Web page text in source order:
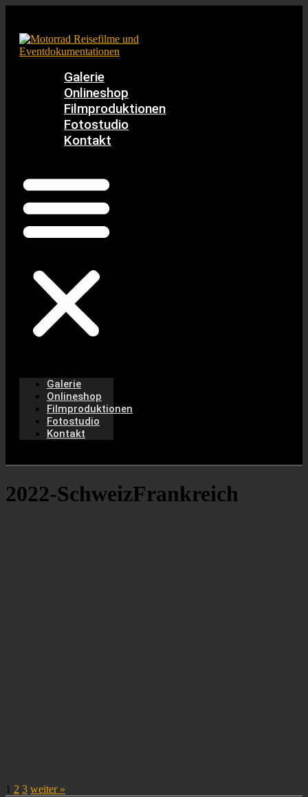
springen
Galerie
Onlineshop
Filmproduktionen
Fotostudio
Kontakt
Galerie
Onlineshop
Filmproduktionen
Fotostudio
Kontakt
2022-SchweizFrankreich
1 2 3 weiter »